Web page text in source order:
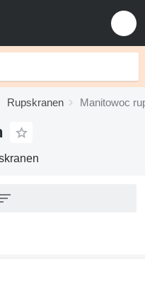
Rupskranen Manitowoc